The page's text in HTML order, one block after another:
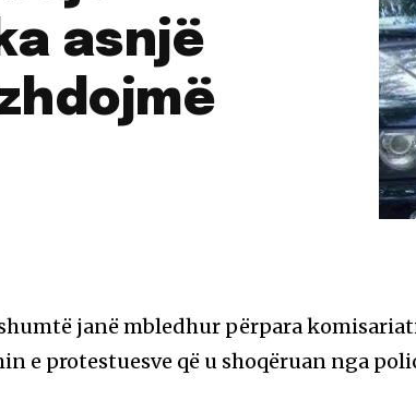
asnjë
janë mbledhur përpara
e protestuesve që u shoqëruan nga